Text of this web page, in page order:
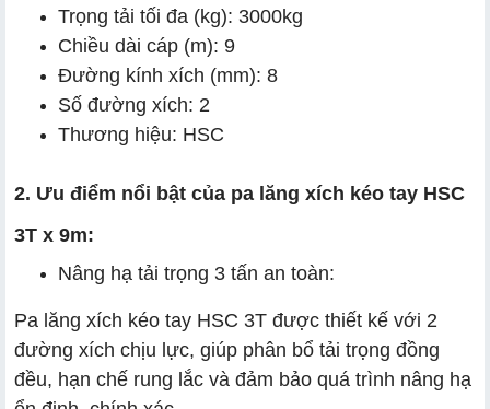
Trọng tải tối đa (kg): 3000kg
Chiều dài cáp (m): 9
Đường kính xích (mm): 8
Số đường xích: 2
Thương hiệu: HSC
2. Ưu điểm nổi bật của pa lăng xích kéo tay HSC
3T x 9m:
Nâng hạ tải trọng 3 tấn an toàn:
Pa lăng xích kéo tay HSC 3T được thiết kế với 2
đường xích chịu lực, giúp phân bổ tải trọng đồng
đều, hạn chế rung lắc và đảm bảo quá trình nâng hạ